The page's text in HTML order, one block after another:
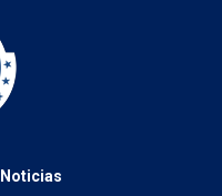
Noticias